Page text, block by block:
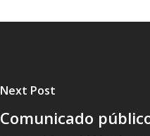
Next Post
Comunicado